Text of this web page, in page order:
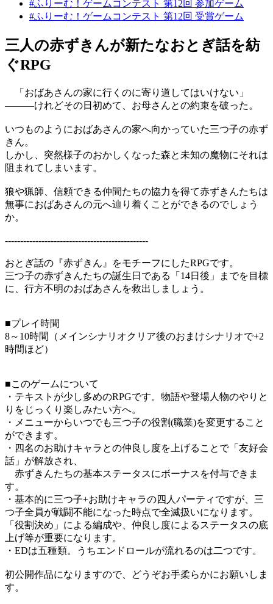
#ふりーむ！ゲームコンテスト 第12回 参加ゲーム
#ふりーむ！ゲームコンテスト 第12回 受賞ゲーム
三人の赤ずきんが新たなおとぎ話を紡
ぐRPG
「おばあさんの家に行くのに寄り道してはいけない」
―――けれどその日初めて、お母さんとの約束を破った。
いつものようにおばあさんの家へ向かっていた三つ子の赤ず
きん。
しかし、突然様子のおかしくなった森と未知の魔物にそれは
阻まれてしまいます。
狼や猟師、信頼できる仲間たちの協力を得て赤ずきんたちは
無事におばあさんの元へ辿り着くことができるのでしょう
か。
-----------------------------------------------
おとぎ話の『赤ずきん』をモチーフにしたRPGです。
三つ子の赤ずきんたちの誕生日である「14日後」までを目標
に、行方不明のおばあさんを救出しましょう。
■プレイ時間
8～10時間（メインシナリオクリア後のおまけシナリオで+2
時間ほど）
■このゲームについて
・テキストが少し多めのRPGです。物語や登場人物のやりと
りをじっくり楽しみたい方へ。
・メニューからいつでも三つ子の役割(職業)を変更すること
ができます。
・四名のお助けキャラとの仲良し度を上げることで「友好会
話」が解放され、
赤ずきんたちの基本ステータスにボーナスを付与できま
す。
・基本的に三つ子+お助けキャラの四人パーティですが、三
つ子全員が戦闘不能になった時点で全滅扱いになります。
「役割決め」による編成や、仲良し度によるステータスの底
上げ等が重要になります。
・EDは五種類。うちエンドロールが流れるのは二つです。
初公開作品になりますので、どうぞお手柔らかにお願いしま
す。